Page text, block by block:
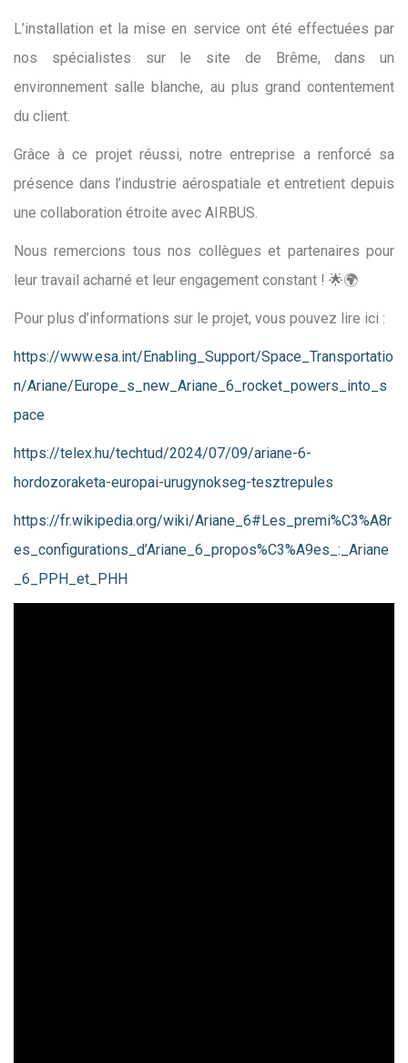
L’installation et la mise en service ont été effectuées par
nos spécialistes sur le site de Brême, dans un
environnement salle blanche, au plus grand contentement
du client.
Grâce à ce projet réussi, notre entreprise a renforcé sa
présence dans l’industrie aérospatiale et entretient depuis
une collaboration étroite avec AIRBUS.
Nous remercions tous nos collègues et partenaires pour
leur travail acharné et leur engagement constant ! 🌟🌍
Pour plus d’informations sur le projet, vous pouvez lire ici :
https://www.esa.int/Enabling_Support/Space_Transportatio
n/Ariane/Europe_s_new_Ariane_6_rocket_powers_into_s
pace
https://telex.hu/techtud/2024/07/09/ariane-6-
hordozoraketa-europai-urugynokseg-tesztrepules
https://fr.wikipedia.org/wiki/Ariane_6#Les_premi%C3%A8r
es_configurations_d’Ariane_6_propos%C3%A9es_:_Ariane
_6_PPH_et_PHH